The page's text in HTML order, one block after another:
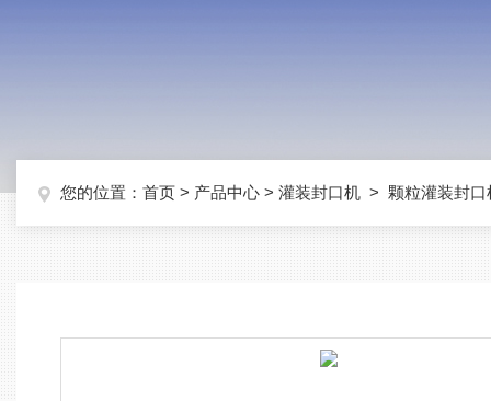
您的位置： 首页 > 产品中心 > 灌装封口机 > 颗粒灌装封口